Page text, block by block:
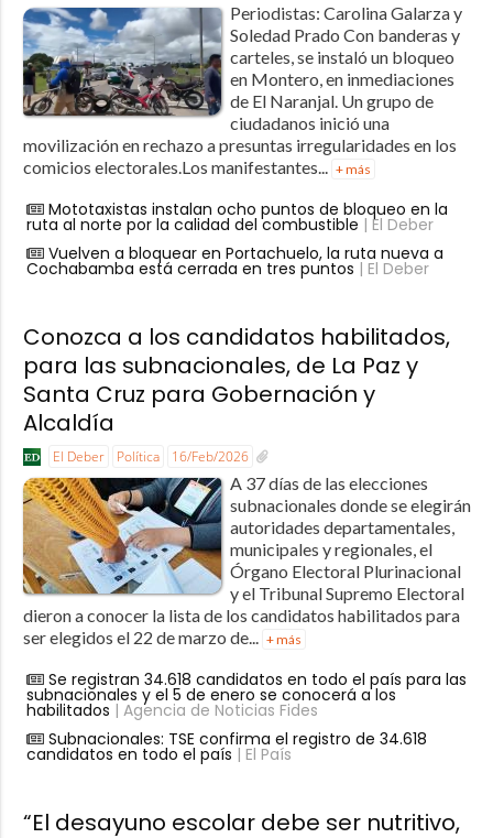
Periodistas: Carolina Galarza y
Soledad Prado Con banderas y
carteles, se instaló un bloqueo
en Montero, en inmediaciones
de El Naranjal. Un grupo de
ciudadanos inició una
movilización en rechazo a presuntas irregularidades en los
comicios electorales.Los manifestantes... + más
Mototaxistas instalan ocho puntos de bloqueo en la
ruta al norte por la calidad del combustible | El Deber
Vuelven a bloquear en Portachuelo, la ruta nueva a
Cochabamba está cerrada en tres puntos | El Deber
Conozca a los candidatos habilitados,
para las subnacionales, de La Paz y
Santa Cruz para Gobernación y
Alcaldía
El Deber Política 16/Feb/2026
A 37 días de las elecciones
subnacionales donde se elegirán
autoridades departamentales,
municipales y regionales, el
Órgano Electoral Plurinacional
y el Tribunal Supremo Electoral
dieron a conocer la lista de los candidatos habilitados para
ser elegidos el 22 de marzo de...
+ más
Se registran 34.618 candidatos en todo el país para las
subnacionales y el 5 de enero se conocerá a los
habilitados | Agencia de Noticias Fides
Subnacionales: TSE confirma el registro de 34.618
candidatos en todo el país | El País
“El desayuno escolar debe ser nutritivo,